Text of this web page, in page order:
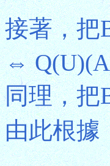
接著，把
⇔
同理，把
由此根據